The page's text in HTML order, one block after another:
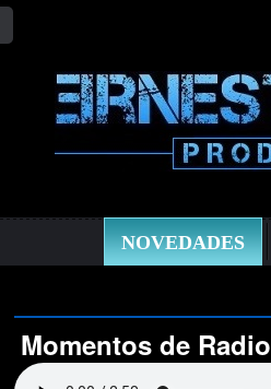
NOVEDADES
Momentos de Radio